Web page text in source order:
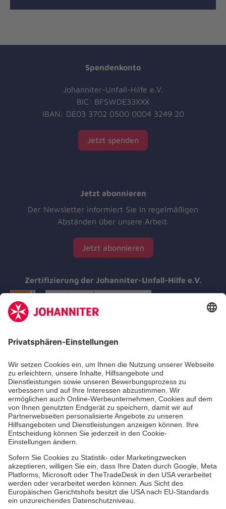
Spendenkonto
Johanniter-Unfall-Hilfe e.V.
BIC: BFSWDE33XXX
IBAN: DE03 3702 0500 0004 3249 20
Jetzt spenden
Jetzt abonnieren
Der Newsletter informiert Sie in regelmäßigen
Abständen über unsere Arbeit.
Jetzt abonnieren
Zertifizierung der Johanniter-Unfall-Hilfe e.V.
Aus- & Fortbildungen
Erste-Hilfe-Kurse
Jobs & Ehrenamt
Freiwilligendienst
Spendenprojekte
Johanniter-Jugend
Einrichtungen